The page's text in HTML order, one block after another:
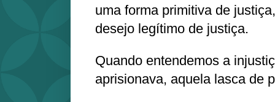
uma forma primitiva de
desejo legítimo de justiça.
Quando entendemos a
aprisionava, aquela lasca de